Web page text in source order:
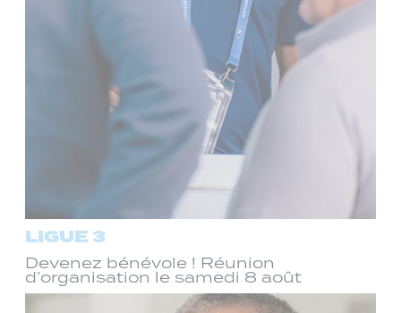
LIGUE 3
Devenez bénévole ! Réunion
d’organisation le samedi 8 août